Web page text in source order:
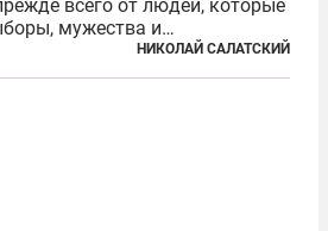
всего от людей, которые
мужества и
к формированию
президент Владимир Путин
НИКОЛАЙ САЛАТСКИЙ